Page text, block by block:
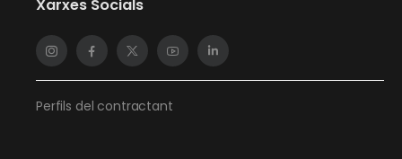
Xarxes Socials
Perfils del contractant